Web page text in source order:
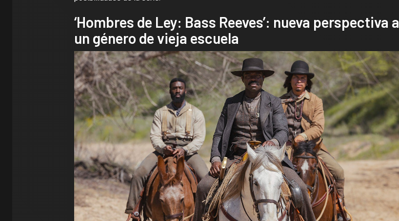
‘Hombres de Ley: Bass Reeves’: nueva perspectiva a
un género de vieja escuela